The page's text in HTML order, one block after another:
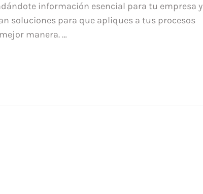
información esencial para tu empresa y
soluciones para que apliques a tus procesos
manera. …